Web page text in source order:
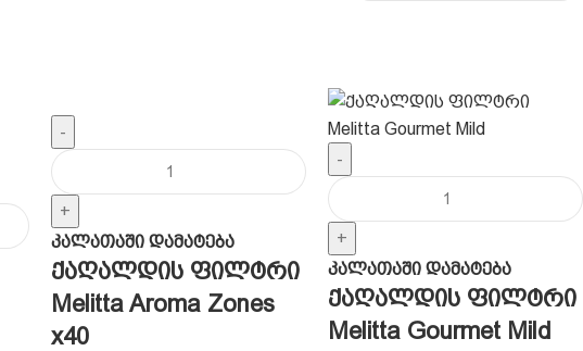
-
+
კალათაში დამატება
ქაღალდის ფილტრი
Melitta Aroma Zones
x40
-
+
კალათაში დამატება
ქაღალდის ფილტრი
Melitta Gourmet Mild